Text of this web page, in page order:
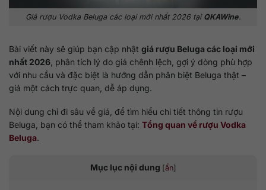
Giá rượu Vodka Beluga các loại mới nhất 2026 tại QKAWine.
Bài viết này sẽ giúp bạn cập nhật giá rượu Beluga các loại mới
nhất 2026 , phân tích lý do giá chênh lệch, gợi ý dòng phù hợp
với nhu cầu và đặc biệt là hướng dẫn phân biệt Beluga thật –
giả một cách trực quan, dễ áp dụng.
Nội dung chỉ đi sâu về giá, để tìm hiểu chi tiết thông tin rượu
Beluga, bạn có thể tham khảo tại: Tổng quan về rượu Vodka
Beluga.
Mục lục nội dung [ẩn]